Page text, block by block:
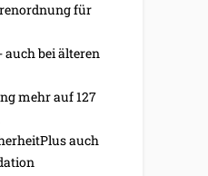
für
auch bei älteren
mehr auf 127
auch